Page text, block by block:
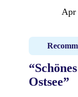
Apr
Ostsee”